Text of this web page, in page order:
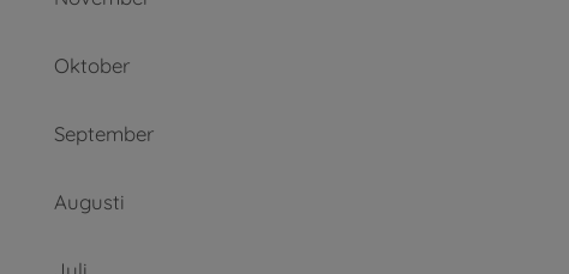
Oktober
September
Augusti